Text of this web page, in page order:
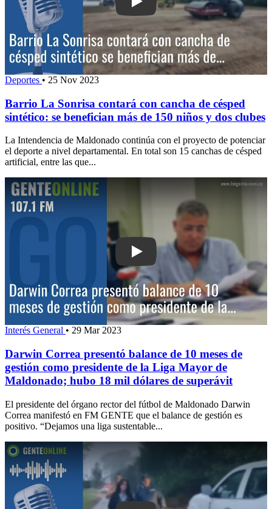
Play: Barrio La Sonrisa contará con
Deportes • 25 Nov 2023
Barrio La Sonrisa contará con cancha de césped
sintético: se benefician más de 150 niños y dos clubes
La Intendencia de Maldonado continúa con el proyecto de potenciar
el deporte a nivel departamental. En total son 15 canchas de césped
artificial, entre las que...
Play: Darwin Correa presentó
Interés General • 29 Mar 2023
Darwin Correa presentó balance de 10 meses de
gestión como presidente de la Liga Mayor de
Maldonado; hubo 18 mil dólares de superávit
El presidente del órgano rector del fútbol de Maldonado Darwin
Correa manifestó en FM GENTE que el balance de gestión es
positivo. “Dejamos una liga sustentable...